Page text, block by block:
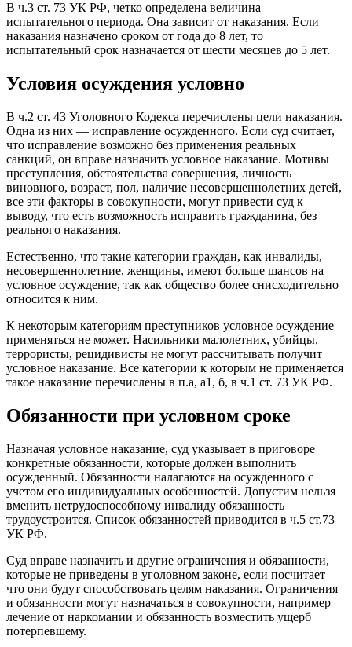
В ч.3 ст. 73 УК РФ, четко определена величина
испытательного периода. Она зависит от наказания. Если
наказания назначено сроком от года до 8 лет, то
испытательный срок назначается от шести месяцев до 5 лет.
Условия осуждения условно
В ч.2 ст. 43 Уголовного Кодекса перечислены цели наказания.
Одна из них — исправление осужденного. Если суд считает,
что исправление возможно без применения реальных
санкций, он вправе назначить условное наказание. Мотивы
преступления, обстоятельства совершения, личность
виновного, возраст, пол, наличие несовершеннолетних детей,
все эти факторы в совокупности, могут привести суд к
выводу, что есть возможность исправить гражданина, без
реального наказания.
Естественно, что такие категории граждан, как инвалиды,
несовершеннолетние, женщины, имеют больше шансов на
условное осуждение, так как общество более снисходительно
относится к ним.
К некоторым категориям преступников условное осуждение
применяться не может. Насильники малолетних, убийцы,
террористы, рецидивисты не могут рассчитывать получит
условное наказание. Все категории к которым не применяется
такое наказание перечислены в п.а, а1, б, в ч.1 ст. 73 УК РФ.
Обязанности при условном сроке
Назначая условное наказание, суд указывает в приговоре
конкретные обязанности, которые должен выполнить
осужденный. Обязанности налагаются на осужденного с
учетом его индивидуальных особенностей. Допустим нельзя
вменить нетрудоспособному инвалиду обязанность
трудоустроится. Список обязанностей приводится в ч.5 ст.73
УК РФ.
Суд вправе назначить и другие ограничения и обязанности,
которые не приведены в уголовном законе, если посчитает
что они будут способствовать целям наказания. Ограничения
и обязанности могут назначаться в совокупности, например
лечение от наркомании и обязанность возместить ущерб
потерпевшему.